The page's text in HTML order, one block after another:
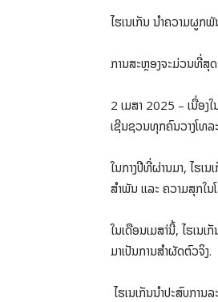
ໄຮເນເກັນ ນຳຄວາມຜູກ
ການສະຫຼອງຈະມ່ວນທີ່ສຸດ
2 ເມສາ 2025 – ເນື່ອງ
ເຊີນຊວນທຸກຄົນວາງໂທລ
ໃນກາງປີທີ່ຜ່ານມາ, ໄຮເ
ສໍາພັນ ແລະ ຄວາມສຸກໃນ
ໃນເດືອນເມສາ່ນີ້, ໄຮເນ
ມາເປັນການສຳຜັດຕົວຈິງ.
ໄຮເນເກັນນຳປະສົບກາ